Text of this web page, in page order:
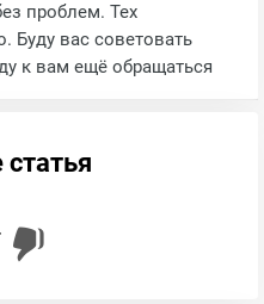
проблем. Тех
Буду вас советовать
к вам ещё обращаться
статья